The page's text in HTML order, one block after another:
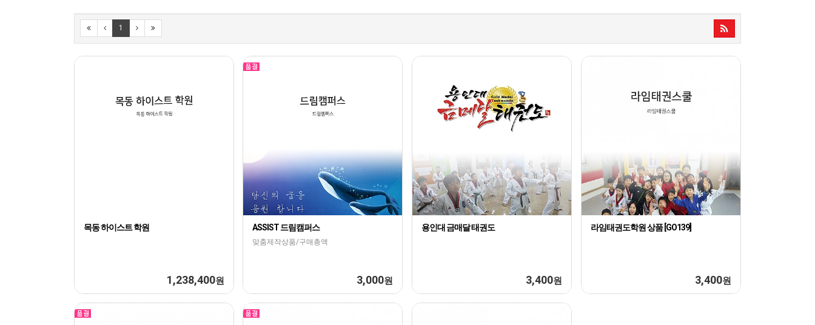
1
목동 하이스트 학원
1,238,400원
ASSIST 드림캠퍼스
맞춤제작상품/구매총액
3,000원
용인대 금매달 태권도
3,400원
라임태권도학원 상품 [GO139]
3,400원